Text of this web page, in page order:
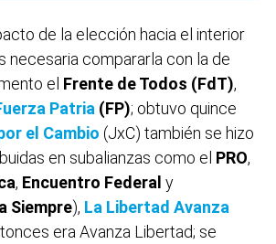
de la elección hacia el interior
necesaria compararla con la de
el Frente de Todos (FdT),
Patria (FP); obtuvo quince
el Cambio (JxC) también se hizo
en subalianzas como el PRO,
, Encuentro Federal y
Siempre), La Libertad Avanza
era Avanza Libertad; se